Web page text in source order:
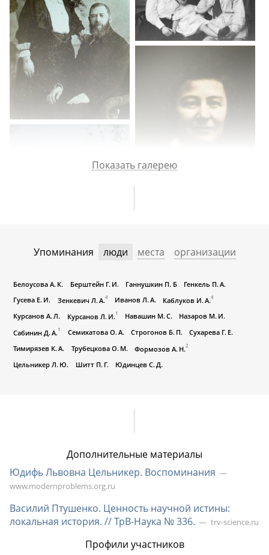
Показать галерею
Упоминания люди места организации
Белоусова А. К. Берштейн Г. И. Ганнушкин П. Б
Генкель П. А.
Гусева Е. И.
Зенкевич Л. А.4 Иванов Л. А. Каблуков И. А.4
Курсанов А. Л. Курсанов Л. И. 1 Навашин М. С.
Назаров М. И.
Сабинин Д. А. 1 Семихатова О. А. Строгонов Б. П.
Сухарева Г. Е.
Тимирязев К. А.
Трубецкова О. М. Формозов А. Н. 2
Цельникер Л. Ю. Шитт П. Г. Юдинцев С. Д.
Дополнительные материалы
Юдифь Львовна Цельникер. Воспоминания
www.modernproblems.org.ru
Василий Птушенко. Ценность научной истины:
локальная история. //ТрВ-Наука № 336. trv-science.ru
Профили участников